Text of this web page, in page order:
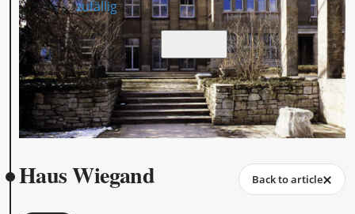
zufällig
Haus Wiegand Back to article